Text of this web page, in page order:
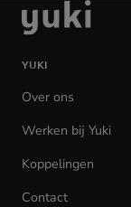
Ga
naar
homepage
YUKI
Over ons
Werken bij Yuki
Koppelingen
Contact